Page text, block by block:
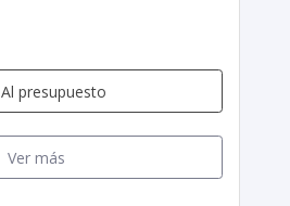
Al presupuesto
Ver más